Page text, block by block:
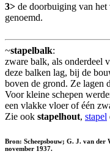
3> de doorbuiging van
genoemd.
~stapelbalk:
zware balk, als onderdeel
deze balken lag, bij de
boven de grond. Ze lagen
Voor kleine schepen
een vlakke vloer of één
Zie ook stapelhout, stapel
Bron: Scheepsbouw; G. J. van der
november 1937.